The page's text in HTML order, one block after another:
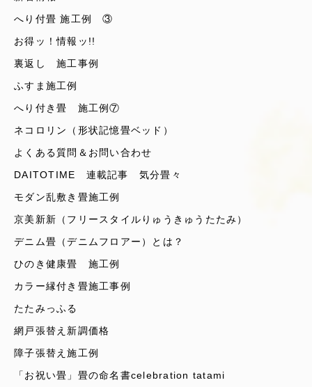
へり付畳 施工例 ③
お得ッ！情報ッ!!
裏返し 施工事例
ふすま施工例
へり付き畳 施工例⑦
ネコロリン（形状記憶畳ベッド）
よくある質問＆お問い合わせ
DAITOTIME 連載記事 気分畳々
モダン乱敷き畳施工例
京美新新（フリースタイルりゅうきゅうたたみ）
デニム畳（デニムフロアー）とは？
ひのき健康畳 施工例
カラー縁付き畳施工事例
たたみっふる
網戸張替え新調価格
障子張替え施工例
「お祝い畳」畳の命名書celebration tatami